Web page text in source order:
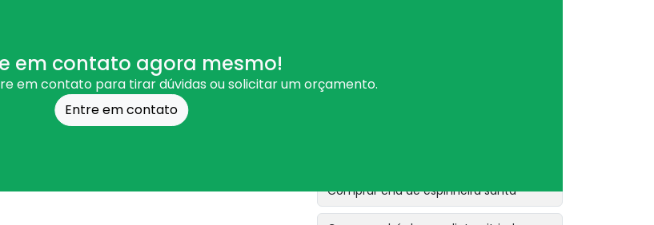
em contato agora mesmo!
em contato para tirar dúvidas ou solicitar um orçamento.
Entre em contato
Comprar chá de erva de bicho
Comprar chá de espinheira santa